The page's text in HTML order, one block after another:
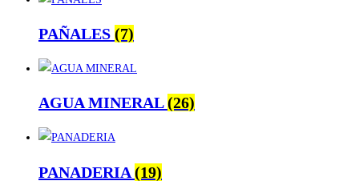
PAÑALES (7)
AGUA MINERAL(26)
PANADERIA(19)